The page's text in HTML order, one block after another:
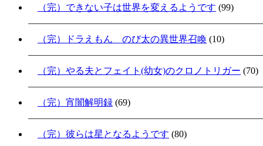
（完）できない子は世界を変えるようです (99)
（完）ドラえもん のび太の異世界召喚 (10)
（完）やる夫とフェイト(幼女)のクロノトリガー (70)
（完）宵闇解明録 (69)
（完）彼らは星となるようです (80)